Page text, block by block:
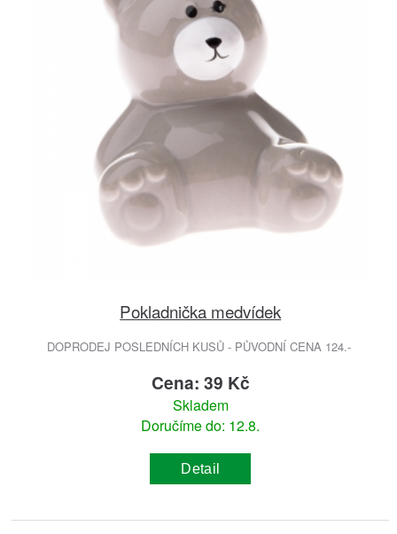
Pokladnička medvídek
DOPRODEJ POSLEDNÍCH KUSŮ - PŮVODNÍ CENA 124.-
Cena: 39 Kč
Skladem
Doručíme do: 12.8.
Detail